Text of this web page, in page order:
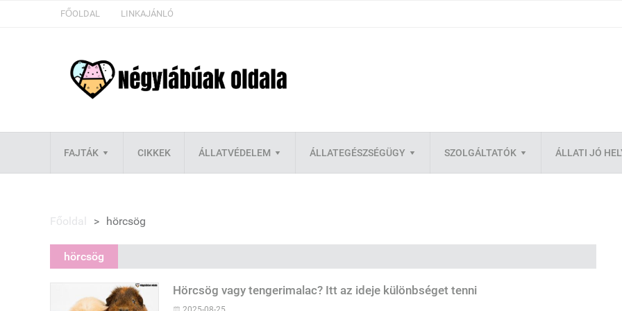
FŐOLDAL LINKAJÁNLÓ
FAJTÁK CIKKEK ÁLLATVÉDELEM ÁLLATEGÉSZSÉGÜGY SZOLGÁLTATÓK ÁLLATI JÓ
Főoldal > hörcsög
hörcsög
Hörcsög vagy tengerimalac? Itt az ideje különbséget tenni